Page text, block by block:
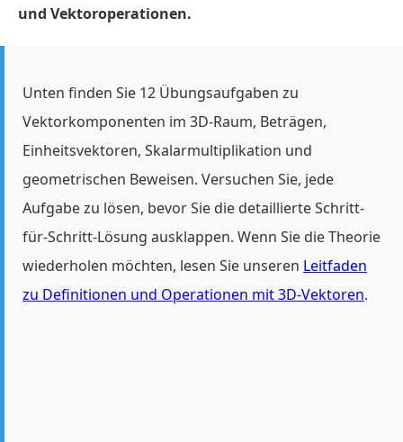
und Vektoroperationen.
Unten finden Sie 12 Übungsaufgaben zu
Vektorkomponenten im 3D-Raum, Beträgen,
Einheitsvektoren, Skalarmultiplikation und
geometrischen Beweisen. Versuchen Sie, jede
Aufgabe zu lösen, bevor Sie die detaillierte Schritt-
für-Schritt-Lösung ausklappen. Wenn Sie die Theorie
wiederholen möchten, lesen Sie unseren Leitfaden
zu Definitionen und Operationen mit 3D-Vektoren.